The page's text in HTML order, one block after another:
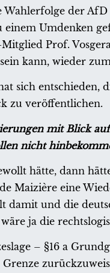
Wahlerfolge der
einem Umdenken
Mitglied Prof.
kann, wieder
sich entschieden,
zu veröffentlichen.
mit Blick
nicht
hätte, dann
Maizière eine
damit und die
ja die
– §16 a